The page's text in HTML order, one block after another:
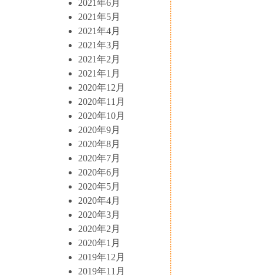
2021年6月
2021年5月
2021年4月
2021年3月
2021年2月
2021年1月
2020年12月
2020年11月
2020年10月
2020年9月
2020年8月
2020年7月
2020年6月
2020年5月
2020年4月
2020年3月
2020年2月
2020年1月
2019年12月
2019年11月